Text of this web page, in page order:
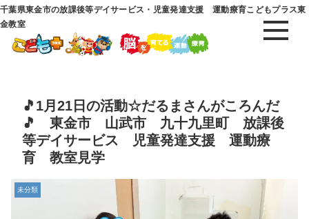
千葉県東金市の放課後等デイサービス・児童発達支援 運動療育こどもプラス東
金教室
🎵1月21日の活動☆だるまさんがころんだ
🎵 東金市 山武市 九十九里町 放課後
等デイサービス 児童発達支援 運動療
育 教室見学
未分類